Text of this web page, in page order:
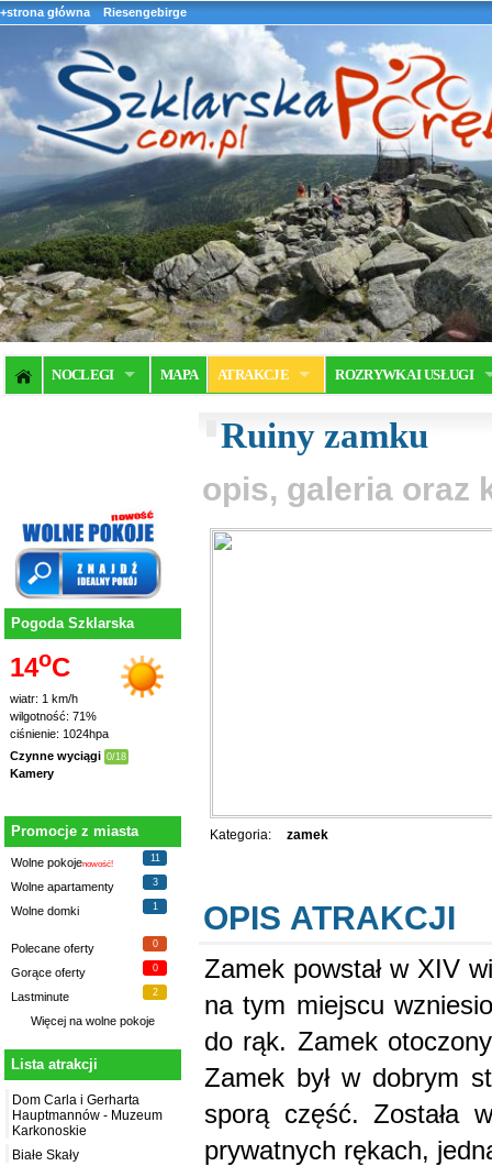
+strona główna Riesengebirge
NOCLEGI MAPA ATRAKCJE ROZRYWKA I USŁUGI
Pogoda Szklarska
14oC
wiatr: 1 km/h
wilgotność: 71%
ciśnienie: 1024hpa
Czynne wyciągi 0/18
Kamery
Promocje z miasta
Wolne pokojenowość!
11
Wolne apartamenty 3
Wolne domki 1
Polecane oferty 0
Gorące oferty 0
Lastminute 2
Więcej na wolne pokoje
Lista atrakcji
Dom Carla i Gerharta
Hauptmannów - Muzeum
Karkonoskie
Białe Skały
Ruiny zamku
opis, galeria oraz
Kategoria: zamek
OPIS ATRAKCJI
Zamek powstał w XIV
na tym miejscu
do rąk. Zamek
Zamek był w dobrym
sporą część. Została
prywatnych rękach,